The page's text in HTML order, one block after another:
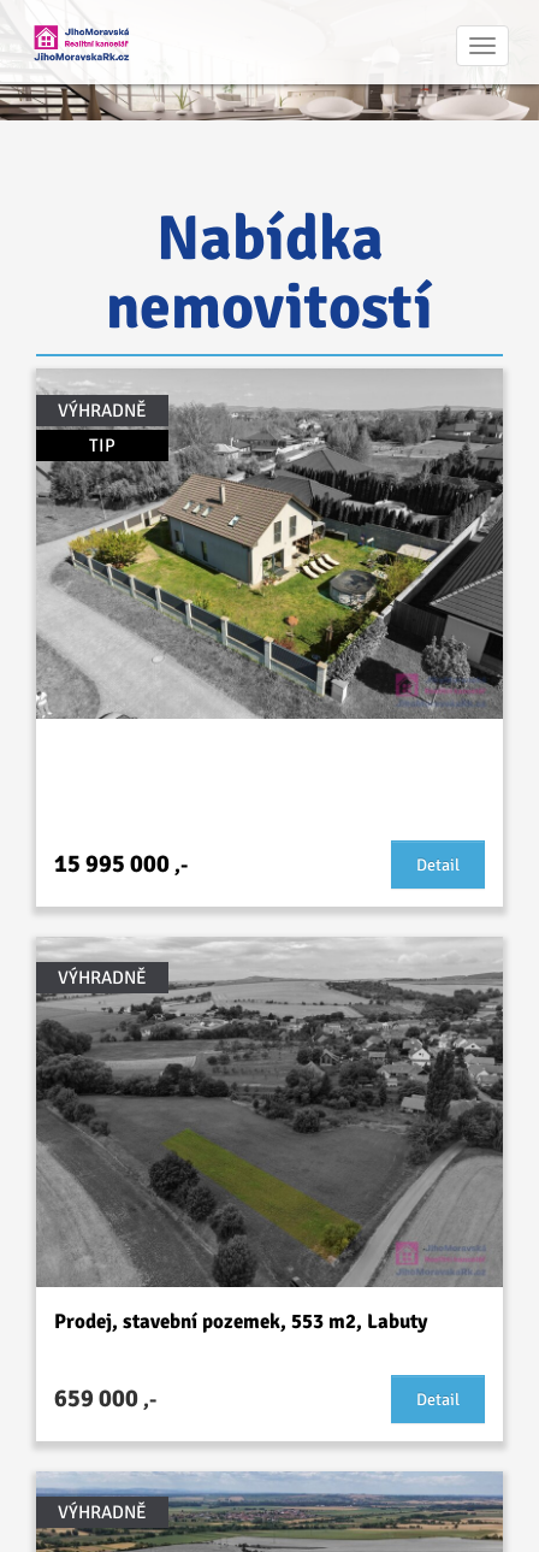
Nabídka
nemovitostí
VÝHRADNĚ
Prodej, stavební pozemek, 553 m2, Labuty
659 000 ,- Detail
VÝHRADNĚ
VÝHRADNĚ
TIP
15 995 000 ,- Detail